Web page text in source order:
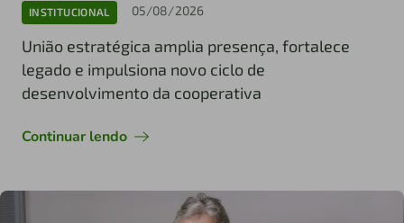
INSTITUCIONAL 05/08/2026
União estratégica amplia presença, fortalece
legado e impulsiona novo ciclo de
desenvolvimento da cooperativa
Continuar lendo